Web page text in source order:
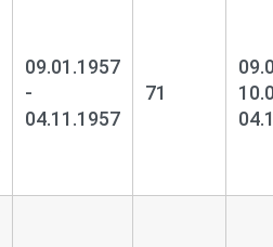
09.01.1957
-
04.11.1957
71